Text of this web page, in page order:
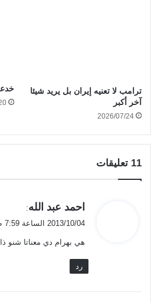
ترامب لا تعنيه إيران بل يريد شيئا
آخر أكبر
2026/07/24
‫11 تعليقات
ي
ل
احمد عبد الله:
2013/10/04 الساعة 7:59 ص
هي بهرام دي معناتا شنو
رد